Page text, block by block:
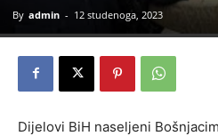
By admin - 12 studenoga, 2023
Dijelovi BiH naseljeni